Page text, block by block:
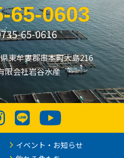
65-0603
65-0616
東牟婁郡串本町大島216
限会社岩谷水産
イベント・お知らせ